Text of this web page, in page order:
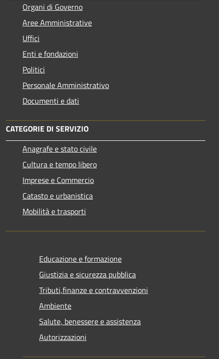
Organi di Governo
Aree Amministrative
Uffici
Enti e fondazioni
Politici
Personale Amministrativo
Documenti e dati
CATEGORIE DI SERVIZIO
Anagrafe e stato civile
Cultura e tempo libero
Imprese e Commercio
Catasto e urbanistica
Mobilità e trasporti
Educazione e formazione
Giustizia e sicurezza pubblica
Tributi,finanze e contravvenzioni
Ambiente
Salute, benessere e assistenza
Autorizzazioni